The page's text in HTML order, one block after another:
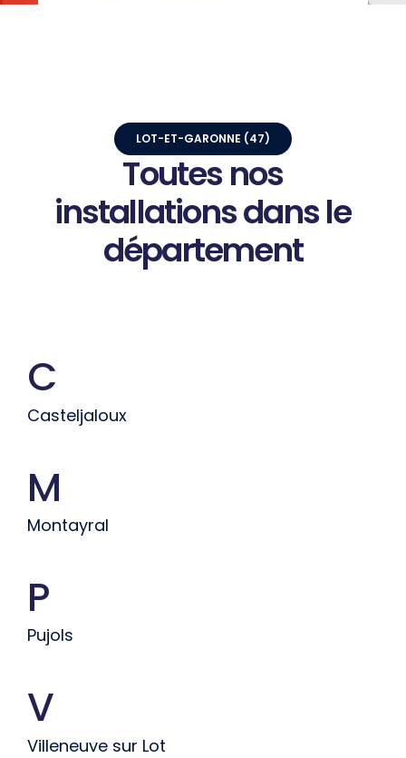
LOT-ET-GARONNE (47)
Toutesnos
installationsdansle
département
C
Casteljaloux
M
Montayral
P
Pujols
V
Villeneuve sur Lot